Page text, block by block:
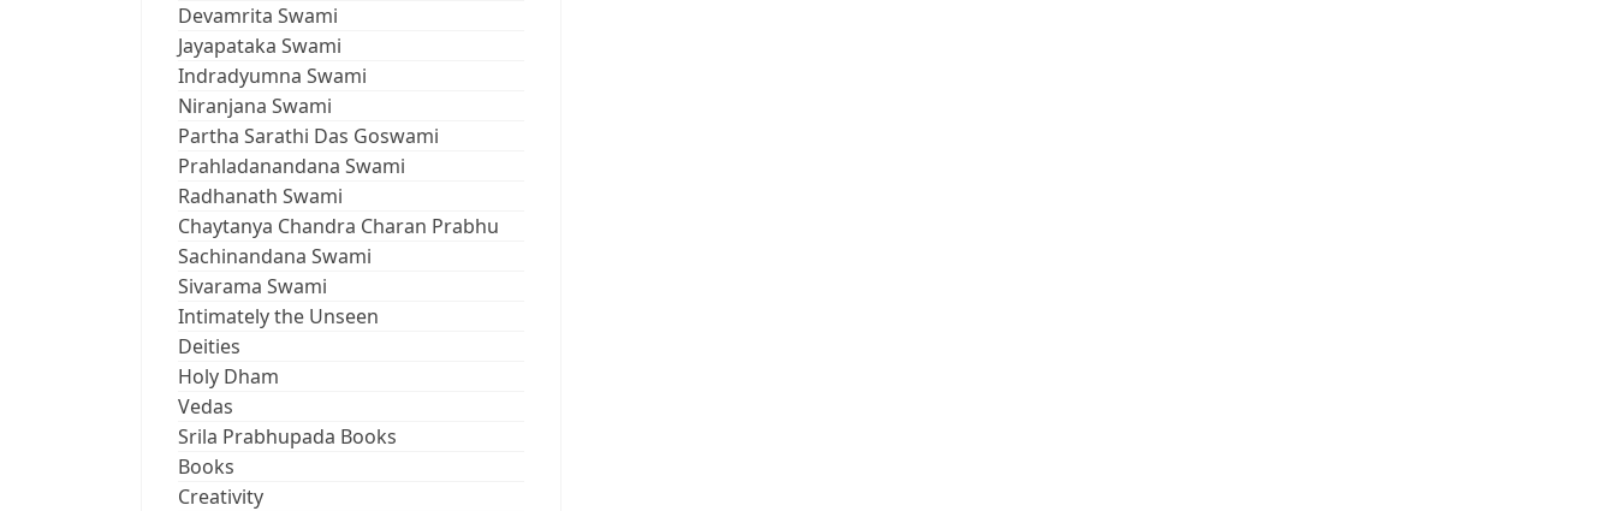
Devamrita Swami
Jayapataka Swami
Indradyumna Swami
Niranjana Swami
Partha Sarathi Das Goswami
Prahladanandana Swami
Radhanath Swami
Chaytanya Chandra Charan Prabhu
Sachinandana Swami
Sivarama Swami
Intimately the Unseen
Deities
Holy Dham
Vedas
Srila Prabhupada Books
Books
Creativity